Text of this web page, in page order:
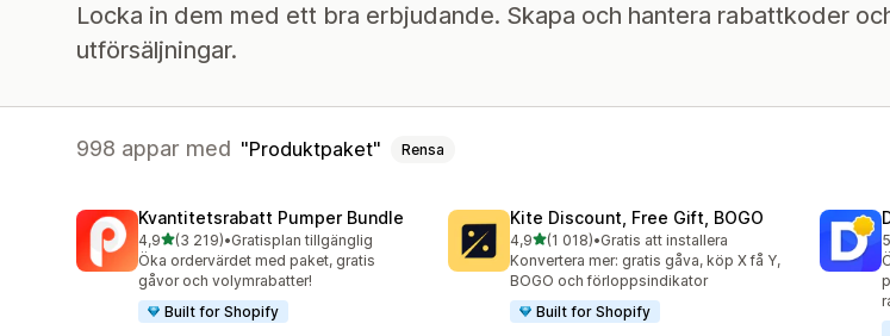
Locka in dem med ett bra erbjudande. Skapa och hantera rabattkoder
utförsäljningar.
998 appar med Produktpaket Rensa
Kvantitetsrabatt Pumper Bundle
4,9av 5 stjärnor
(3 219)
3219 recensioner totalt
•Gratisplan tillgänglig
Öka ordervärdet med paket, gratis
gåvor och volymrabatter!
Built for Shopify
Kite Discount, Free Gift, BOGO
4,9av 5 stjärnor
(1 018)
1018 recensioner totalt
•Gratis att installera
Konvertera mer: gratis gåva, köp X få Y,
BOGO och förloppsindikator
Built for Shopify